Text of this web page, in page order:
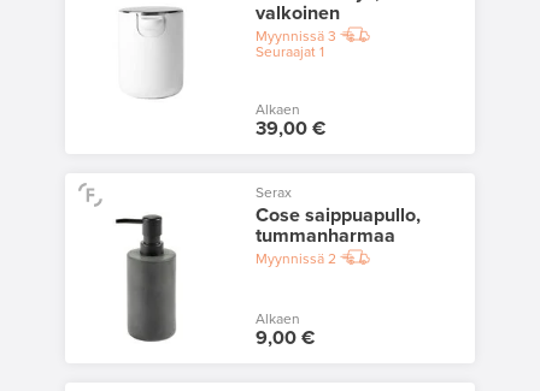
valkoinen
Myynnissä3
Seuraajat1
Alkaen
39,00 €
Serax
Cose saippuapullo,
tummanharmaa
Myynnissä2
Alkaen
9,00 €